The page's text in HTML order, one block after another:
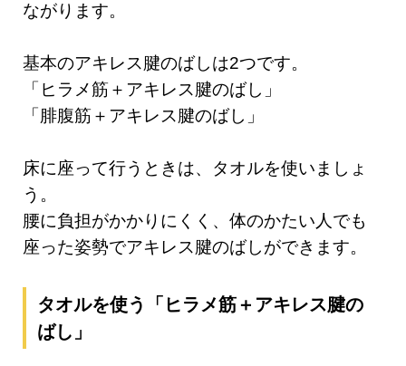
ながります。
基本のアキレス腱のばしは2つです。
「ヒラメ筋＋アキレス腱のばし」
「腓腹筋＋アキレス腱のばし」
床に座って行うときは、タオルを使いましょ
う。
腰に負担がかかりにくく、体のかたい人でも
座った姿勢でアキレス腱のばしができます。
タオルを使う「ヒラメ筋＋アキレス腱の
ばし」